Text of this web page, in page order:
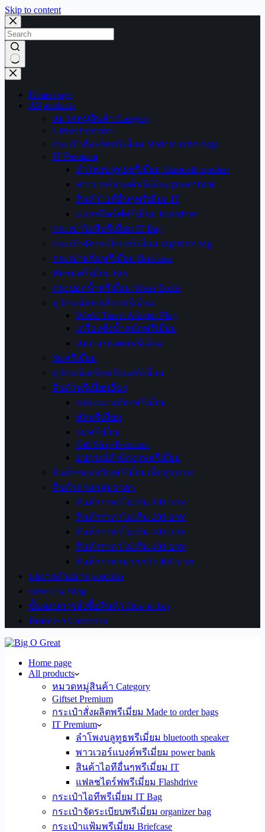
Skip to content
No
results
Home page
All products
หมวดหมู่สินค้า Category
Giftset Premium
กระเป๋าสั่งผลิตพรีเมี่ยม Made to order bags
IT Premium
ลำโพงบลูทูธพรีเมี่ยม bluetooth speaker
พาวเวอร์แบงค์พรีเมี่ยม power bank
สินค้าไอทีอื่นๆพรีเมี่ยม IT
แฟลชไดร์ฟพรีเมี่ยม Flashdrive
กระเป๋าไอทีพรีเมี่ยม IT Bag
กระเป๋าจัดระเบียบพรีเมี่ยม organizer bag
กระเป๋าแฟ้มพรีเมี่ยม Briefcase
พัดลมพรีเมี่ยม Fan
กระบอกน้ำพรีเมี่ยม Water Bottle
อุปกรณ์ท่องเที่ยวพรีเมี่ยม
World Travel Adapter Plug
เครื่องชั่งน้ำหนักพรีเมี่ยม
หมอนรองคอพรีเมี่ยม
ร่มพรีเมี่ยม
อุปกรณ์เครื่องเขียนพรีเมี่ยม
สินค้าพรีเมี่ยมอื่นๆ
กล่องนามบัตรพรีเมี่ยม
พัดพรีเมี่ยม
ร่มพรีเมี่ยม
Gift Shop Premium
อุปกรณ์สำนักงานพรีเมี่ยม
สินค้าของขวัญพรีเมี่ยมเพื่อสุขภาพ
สินค้าตามกลุ่มราคา
สินค้าราคาไม่เกิน 100 บาท
สินค้าราคาไม่เกิน 200 บาท
สินค้าราคาไม่เกิน 300 บาท
สินค้าราคาไม่เกิน 400 บาท
สินค้าราคามากกว่า 400 บาท
ผลงานตัวอย่าง portfolio
บทความ Blog
ขั้นตอนการสั่งซื้อสินค้า How to buy
ติดต่อเรา Contact us
Home page
All products
หมวดหมู่สินค้า Category
Giftset Premium
กระเป๋าสั่งผลิตพรีเมี่ยม Made to order bags
IT Premium
ลำโพงบลูทูธพรีเมี่ยม bluetooth speaker
พาวเวอร์แบงค์พรีเมี่ยม power bank
สินค้าไอทีอื่นๆพรีเมี่ยม IT
แฟลชไดร์ฟพรีเมี่ยม Flashdrive
กระเป๋าไอทีพรีเมี่ยม IT Bag
กระเป๋าจัดระเบียบพรีเมี่ยม organizer bag
กระเป๋าแฟ้มพรีเมี่ยม Briefcase